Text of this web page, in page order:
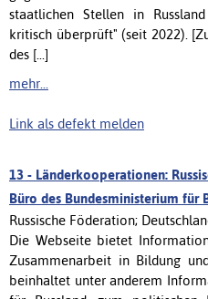
staatlichen Stellen in
kritisch überprüft" (seit 2022).
des [...]
mehr...
Link als defekt melden
13 - Länderkooperationen:
Büro des Bundesministerium für
Russische Föderation;
Die Webseite bietet
Zusammenarbeit in Bildung
beinhaltet unter anderem